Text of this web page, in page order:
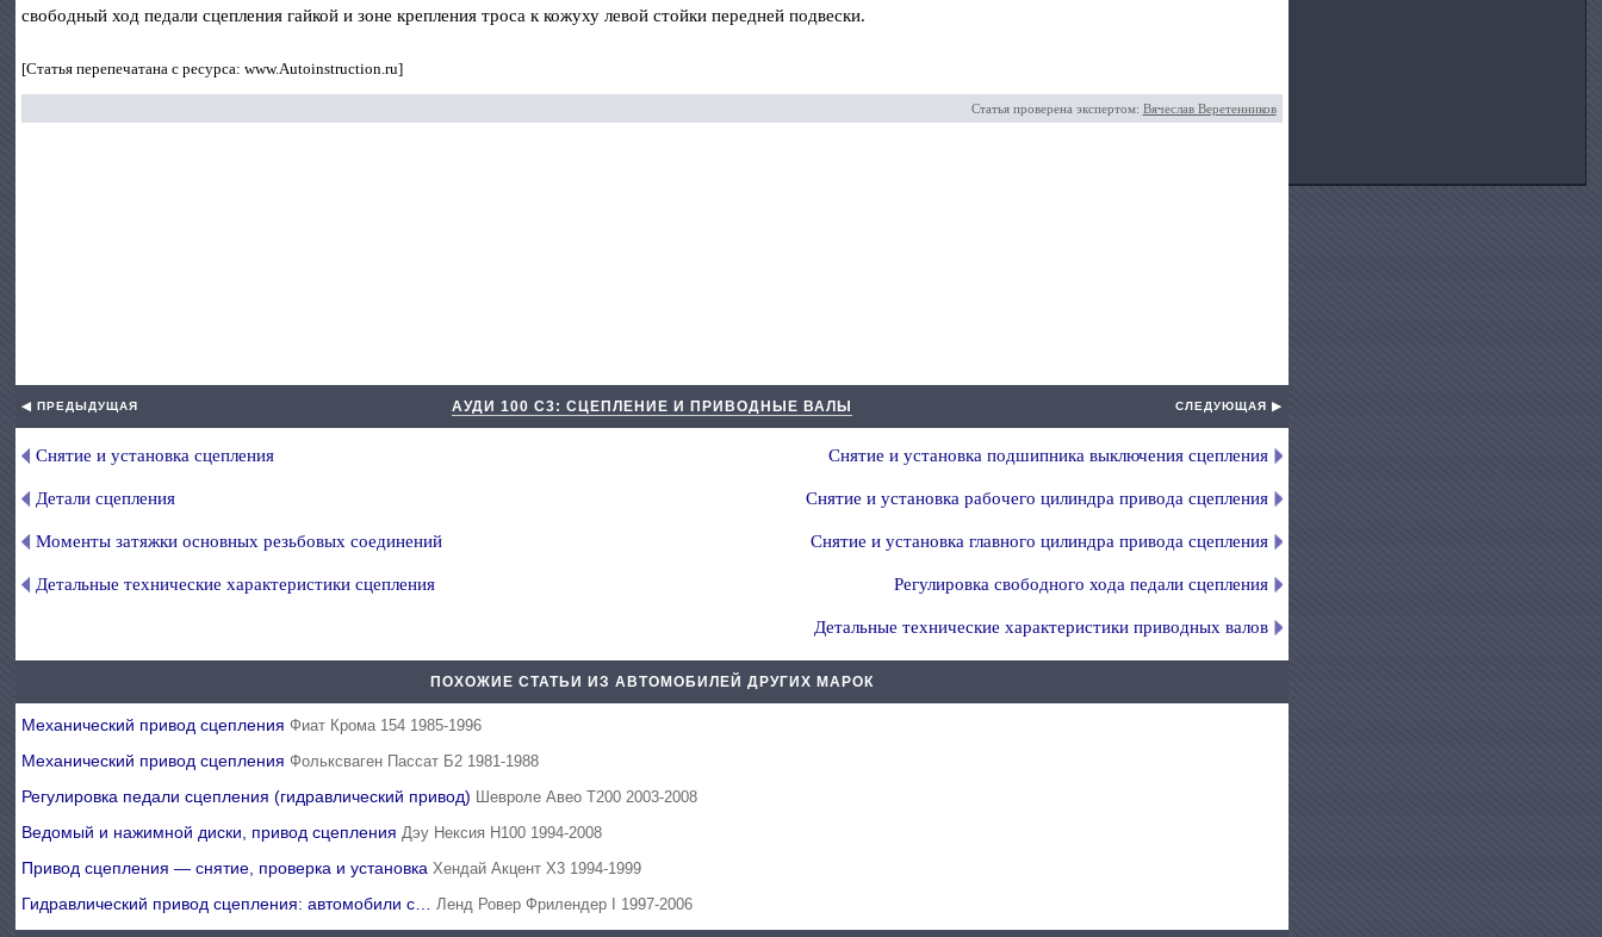
свободный ход педали сцепления гайкой и зоне крепления троса к кожуху левой стойки передней подвески.
[Статья перепечатана с ресурса: www.Autoinstruction.ru]
Статья проверена экспертом: Вячеслав Веретенников
◀ ПРЕДЫДУЩАЯ АУДИ 100 С3: СЦЕПЛЕНИЕ И ПРИВОДНЫЕ ВАЛЫ СЛЕДУЮЩАЯ ▶
Снятие и установка сцепления
Детали сцепления
Моменты затяжки основных резьбовых соединений
Детальные технические характеристики сцепления
Снятие и установка подшипника выключения сцепления
Снятие и установка рабочего цилиндра привода сцепления
Снятие и установка главного цилиндра привода сцепления
Регулировка свободного хода педали сцепления
Детальные технические характеристики приводных валов
ПОХОЖИЕ СТАТЬИ ИЗ АВТОМОБИЛЕЙ ДРУГИХ МАРОК
Механический привод сцепленияФиат Крома 154 1985-1996
Механический привод сцепленияФольксваген Пассат Б2 1981-1988
Регулировка педали сцепления (гидравлический привод) Шевроле Авео Т200 2003-2008
Ведомый и нажимной диски, привод сцепления Дэу Нексия Н100 1994-2008
Привод сцепления — снятие, проверка и установкаХендай Акцент Х3 1994-1999
Гидравлический привод сцепления: автомобили с… Ленд Ровер Фрилендер I 1997-2006